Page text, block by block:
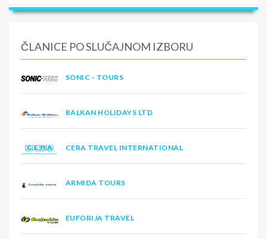
ČLANICE PO SLUČAJNOM IZBORU
SONIC - TOURS
BALKAN HOLIDAYS LTD
CERA TRAVEL INTERNATIONAL
ARMIDA TOURS
EUFORIJA TRAVEL